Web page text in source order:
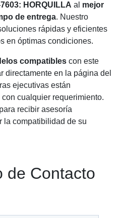
HORQUILLA al mejor
de entrega. Nuestro
rápidas y eficientes
en óptimas condiciones.
compatibles con este
directamente en la página del
ejecutivas están
cualquier requerimiento.
recibir asesoría
la compatibilidad de su
de Contacto